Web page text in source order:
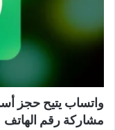
واتساب يتيح حجز
مشاركة رقم الهاتف